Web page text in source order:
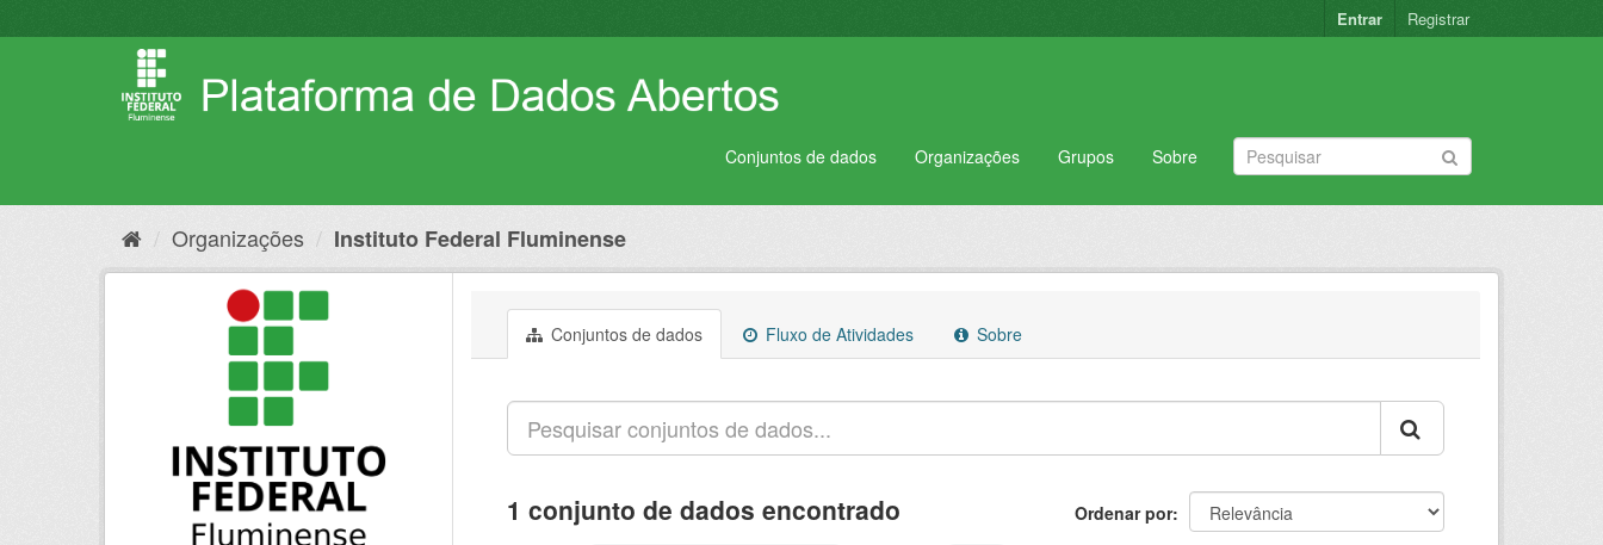
para
Entrar Registrar
Conjuntos de dados Organizações Grupos Sobre
Organizações Instituto Federal Fluminense
Conjuntos de dados Fluxo de Atividades Sobre
Ordenar por
1 conjunto de dados encontrado